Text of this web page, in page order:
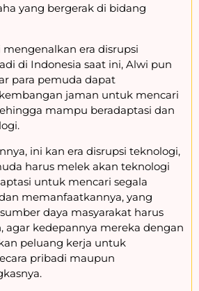
yang bergerak di bidang
mengenalkan era disrupsi
di Indonesia saat ini, Alwi pun
para pemuda dapat
jaman untuk mencari
mampu beradaptasi dan
ini kan era disrupsi teknologi,
harus melek akan teknologi
untuk mencari segala
memanfaatkannya, yang
daya masyarakat harus
agar kedepannya mereka dengan
peluang kerja untuk
pribadi maupun